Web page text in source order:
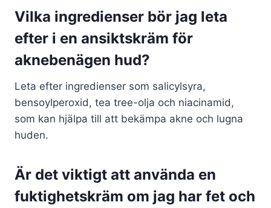
Vilka ingredienser bör jag leta
efter i en ansiktskräm för
aknebenägen hud?
Leta efter ingredienser som salicylsyra,
bensoylperoxid, tea tree-olja och niacinamid,
som kan hjälpa till att bekämpa akne och lugna
huden.
Är det viktigt att använda en
fuktighetskräm om jag har fet och